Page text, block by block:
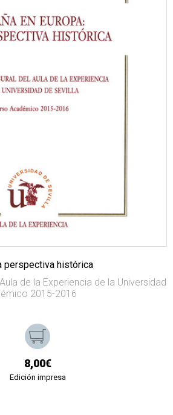
perspectiva histórica
de la Experiencia de la Universidad
2015-2016
8,00€
Edición impresa